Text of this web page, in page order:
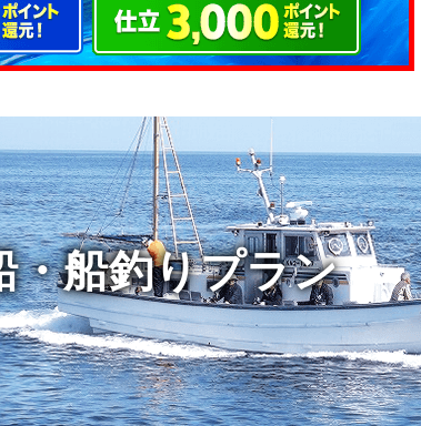
・船釣りプラン